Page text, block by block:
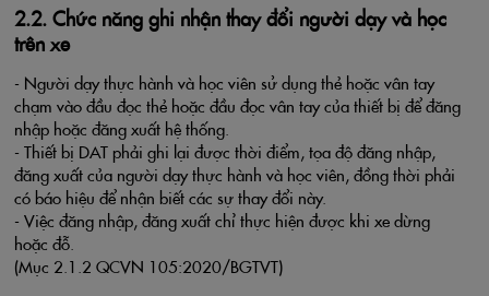
2.2. Chức năng ghi nhận thay đổi người dạy và học
trên xe
- Người dạy thực hành và học viên sử dụng thẻ hoặc vân tay
chạm vào đầu đọc thẻ hoặc đầu đọc vân tay của thiết bị để đăng
nhập hoặc đăng xuất hệ thống.
- Thiết bị DAT phải ghi lại được thời điểm, tọa độ đăng nhập,
đăng xuất của người dạy thực hành và học viên, đồng thời phải
có báo hiệu để nhận biết các sự thay đổi này.
- Việc đăng nhập, đăng xuất chỉ thực hiện được khi xe dừng
hoặc đỗ.
(Mục 2.1.2 QCVN 105:2020/BGTVT)